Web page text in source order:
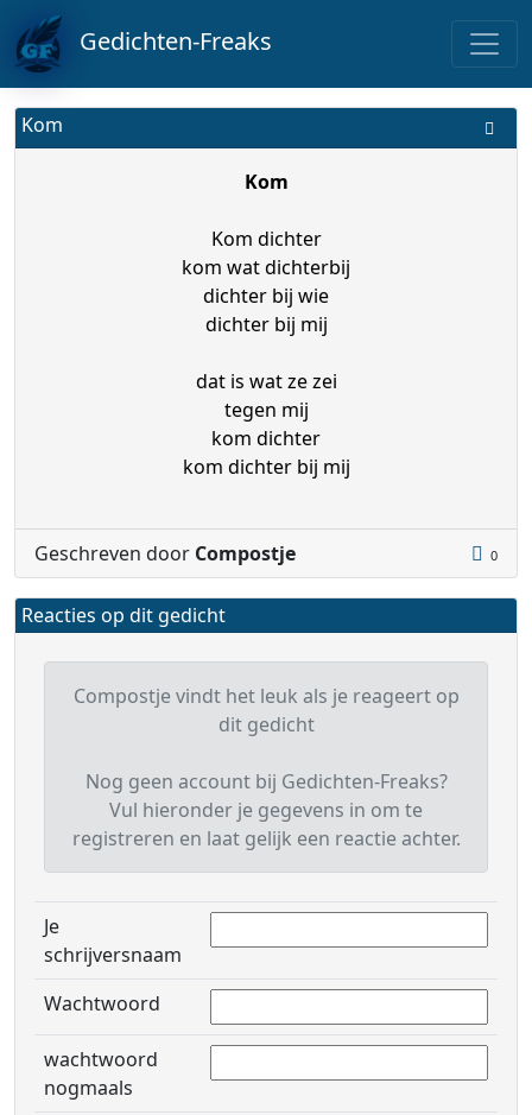
Gedichten-Freaks
Kom
Kom
Kom dichter
kom wat dichterbij
dichter bij wie
dichter bij mij
dat is wat ze zei
tegen mij
kom dichter
kom dichter bij mij
Geschreven door Compostje 0
Reacties op dit gedicht
Compostje vindt het leuk als je reageert op
dit gedicht
Nog geen account bij Gedichten-Freaks?
Vul hieronder je gegevens in om te
registreren en laat gelijk een reactie achter.
Je
schrijversnaam
Wachtwoord
wachtwoord
nogmaals